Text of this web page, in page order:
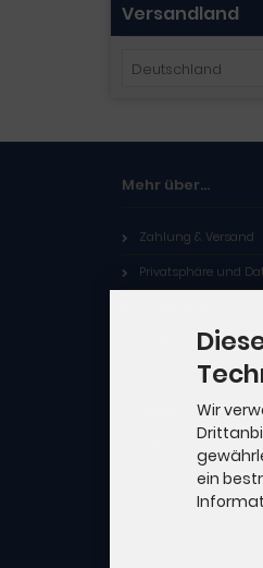
Versandland
Deutschland
Mehr über...
Zahlung & Versand
Privatsphäre und
Impressum
Widerrufsbelehrung
Cookie Einstellungen
Wir
ein